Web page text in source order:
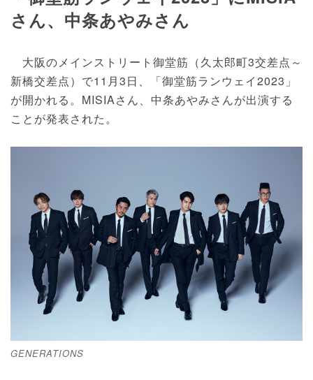
さん、中条あやみさん
大阪のメインストリート御堂筋（久太郎町3交差点～
新橋交差点）で11月3日、「御堂筋ランウェイ2023」
が開かれる。MISIAさん、中条あやみさんが出演する
ことが発表された。
GENERATIONS